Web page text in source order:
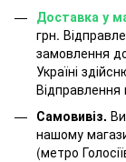
Доставка у
грн.
замовлення
Україні
Самовивіз.
нашому
(метро